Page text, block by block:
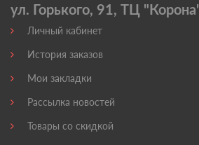
ул. Горького, 91, ТЦ "Корона'
Личный кабинет
История заказов
Мои закладки
Рассылка новостей
Товары со скидкой